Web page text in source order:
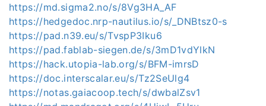
https://md.sigma2.no/s/8Vg3HA_AF
https://hedgedoc.nrp-nautilus.io/s/_DNBtsz0-s
https://pad.n39.eu/s/TvspP3Iku6
https://pad.fablab-siegen.de/s/3mD1vdYlkN
https://hack.utopia-lab.org/s/BFM-imrsD
https://doc.interscalar.eu/s/Tz2SeUlg4
https://notas.gaiacoop.tech/s/dwbalZsv1